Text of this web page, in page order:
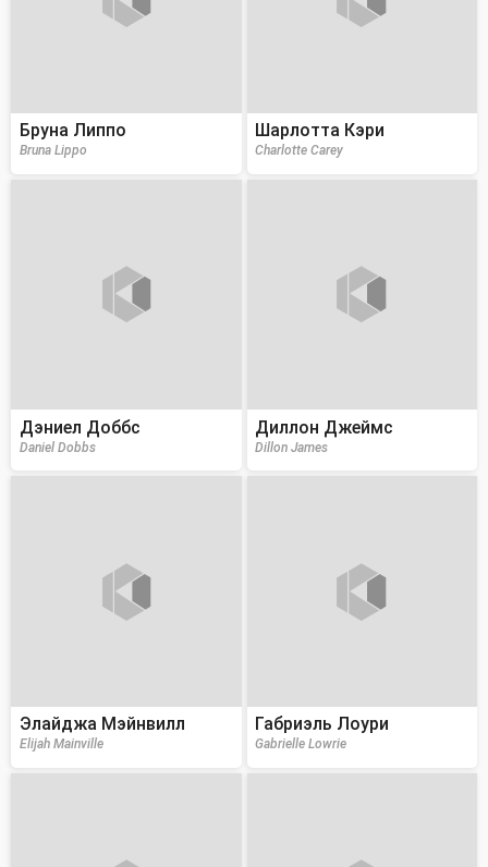
Бруна Липпо
Bruna Lippo
Шарлотта Кэри
Charlotte Carey
Дэниел Доббс
Daniel Dobbs
Диллон Джеймс
Dillon James
Элайджа Мэйнвилл
Elijah Mainville
Габриэль Лоури
Gabrielle Lowrie